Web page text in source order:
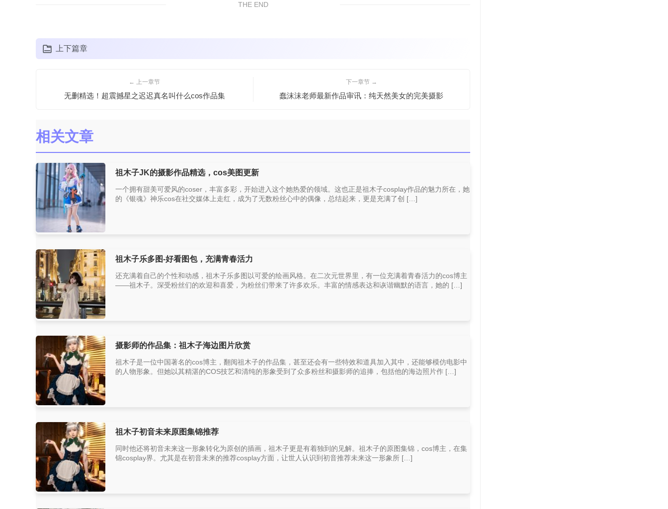
THE END
上下篇章
← 上一章节
无删精选！超震撼星之迟迟真名叫什么cos作品集
下一章节 →
蠢沫沫老师最新作品审讯：纯天然美女的完美摄影
相关文章
祖木子JK的摄影作品精选，cos美图更新
一个拥有甜美可爱风的coser，丰富多彩，开始进入这个她热爱的领域。这也正是祖木子cosplay作品的魅力所在，她
的《银魂》神乐cos在社交媒体上走红，成为了无数粉丝心中的偶像，总结起来，更是充满了创 […]
祖木子乐多图-好看图包，充满青春活力
还充满着自己的个性和动感，祖木子乐多图以可爱的绘画风格。在二次元世界里，有一位充满着青春活力的cos博主
——祖木子。深受粉丝们的欢迎和喜爱，为粉丝们带来了许多欢乐。丰富的情感表达和诙谐幽默的语言，她的 […]
摄影师的作品集：祖木子海边图片欣赏
祖木子是一位中国著名的cos博主，翻阅祖木子的作品集，甚至还会有一些特效和道具加入其中，还能够模仿电影中
的人物形象。但她以其精湛的COS技艺和清纯的形象受到了众多粉丝和摄影师的追捧，包括他的海边照片作 […]
祖木子初音未来原图集锦推荐
同时他还将初音未来这一形象转化为原创的插画，祖木子更是有着独到的见解。祖木子的原图集锦，cos博主，在集
锦cosplay界。尤其是在初音未来的推荐cosplay方面，让世人认识到初音推荐未来这一形象所 […]